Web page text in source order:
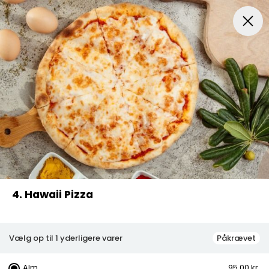
Pasta Kebab Box Diverse Drikkevarer
4. Hawaii Pizza
Vælg op til 1 yderligere varer Påkrævet